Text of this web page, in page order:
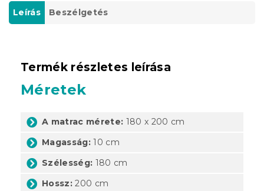
Leírás Beszélgetés
Termék részletes leírása
Méretek
A matrac mérete: 180 x 200 cm
Magasság: 10 cm
Szélesség: 180 cm
Hossz: 200 cm